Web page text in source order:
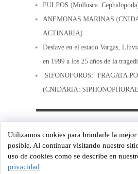
PULPOS (Mollusca:
ANEMONAS MARINAS
ACTINARIA)
Deslave en el estado Vargas,
en 1999 a los 25 años de la
SIFONOFOROS: FRAGATA
(CNIDARIA:
WordPress
Utilizamos cookies para brindarle la mejor
posible. Al continuar visitando nuestro
uso de cookies como se describe en
privacidad